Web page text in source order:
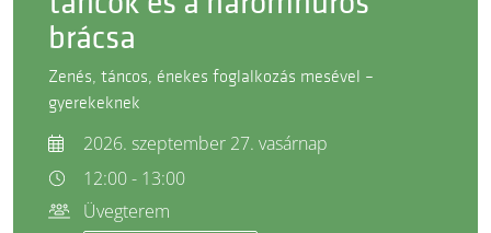
brácsa
Zenés, táncos, énekes foglalkozás mesével –
gyerekeknek
2026. szeptember 27. vasárnap
12:00 - 13:00
Üvegterem